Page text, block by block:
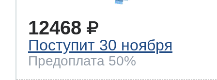
12468
Поступит 30 ноября
Предоплата 50%